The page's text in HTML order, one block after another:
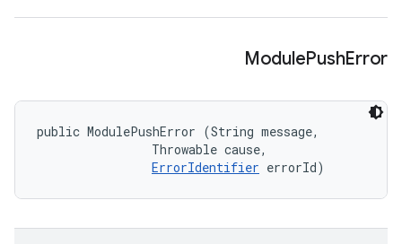
ModulePushError
public ModulePushError (String message,
                Throwable cause,
ErrorIdentifier errorId)